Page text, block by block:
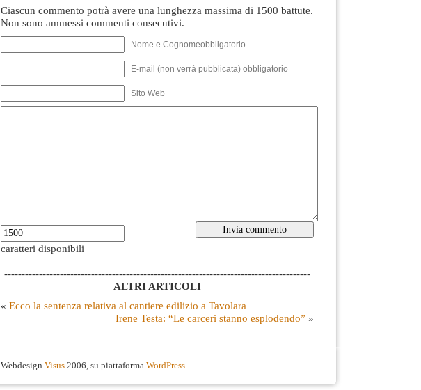
Ciascun commento potrà avere una lunghezza massima di 1500 battute.
Non sono ammessi commenti consecutivi.
Nome e Cognomeobbligatorio
E-mail (non verrà pubblicata) obbligatorio
Sito Web
caratteri disponibili
----------------------------------------------------------------------------------------
ALTRI ARTICOLI
« Ecco la sentenza relativa al cantiere edilizio a Tavolara
Irene Testa: “Le carceri stanno esplodendo” »
Webdesign Visus 2006, su piattaforma WordPress